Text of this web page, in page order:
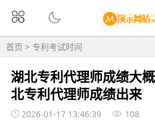
首页 > 专利考试时间
湖北专利代理师成绩大
北专利代理师成绩出来
2026-01-17 13:46:39 108